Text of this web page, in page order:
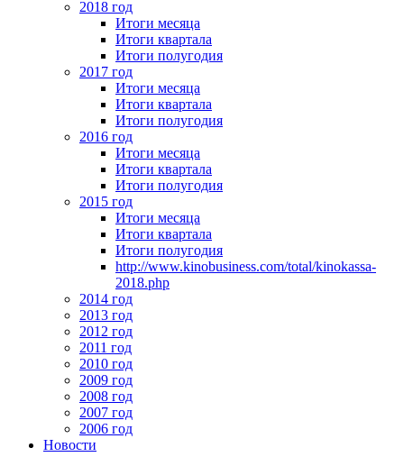
2018 год
Итоги месяца
Итоги квартала
Итоги полугодия
2017 год
Итоги месяца
Итоги квартала
Итоги полугодия
2016 год
Итоги месяца
Итоги квартала
Итоги полугодия
2015 год
Итоги месяца
Итоги квартала
Итоги полугодия
http://www.kinobusiness.com/total/kinokassa-
2018.php
2014 год
2013 год
2012 год
2011 год
2010 год
2009 год
2008 год
2007 год
2006 год
Новости